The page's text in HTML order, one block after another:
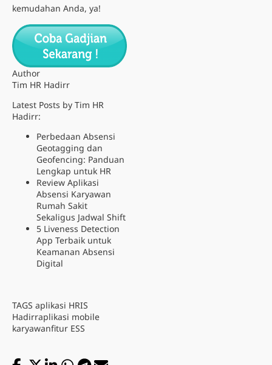
kemudahan Anda, ya!
Author
Tim HR Hadirr
Latest Posts by Tim HR
Hadirr:
Perbedaan Absensi
Geotagging dan
Geofencing: Panduan
Lengkap untuk HR
Review Aplikasi
Absensi Karyawan
Rumah Sakit
Sekaligus Jadwal Shift
5 Liveness Detection
App Terbaik untuk
Keamanan Absensi
Digital
TAGS aplikasi HRIS
Hadirraplikasi mobile
karyawanfitur ESS